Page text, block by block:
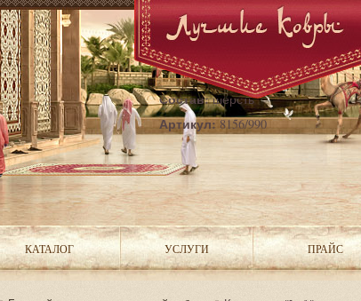
Страна:Бельгия
Состав:шерсть
Артикул:8156/990
КАТАЛОГ УСЛУГИ ПРАЙС